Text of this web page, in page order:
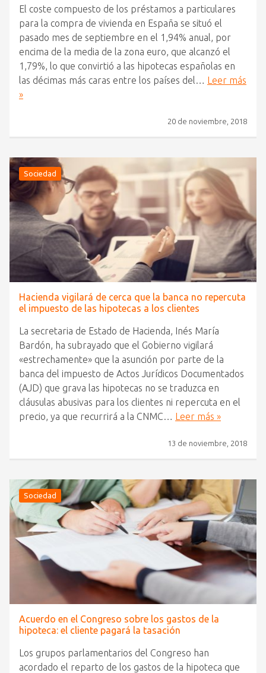
El coste compuesto de los préstamos a particulares
para la compra de vivienda en España se situó el
pasado mes de septiembre en el 1,94% anual, por
encima de la media de la zona euro, que alcanzó el
1,79%, lo que convirtió a las hipotecas españolas en
las décimas más caras entre los países del… Leer más
»
20 de noviembre, 2018
Sociedad
Hacienda vigilará de cerca que la banca no repercuta
el impuesto de las hipotecas a los clientes
La secretaria de Estado de Hacienda, Inés María
Bardón, ha subrayado que el Gobierno vigilará
«estrechamente» que la asunción por parte de la
banca del impuesto de Actos Jurídicos Documentados
(AJD) que grava las hipotecas no se traduzca en
cláusulas abusivas para los clientes ni repercuta en el
precio, ya que recurrirá a la CNMC… Leer más »
13 de noviembre, 2018
Sociedad
Acuerdo en el Congreso sobre los gastos de la
hipoteca: el cliente pagará la tasación
Los grupos parlamentarios del Congreso han
acordado el reparto de los gastos de la hipoteca que